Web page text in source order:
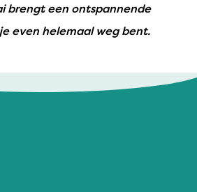
brengt een ontspannende
even helemaal weg bent.